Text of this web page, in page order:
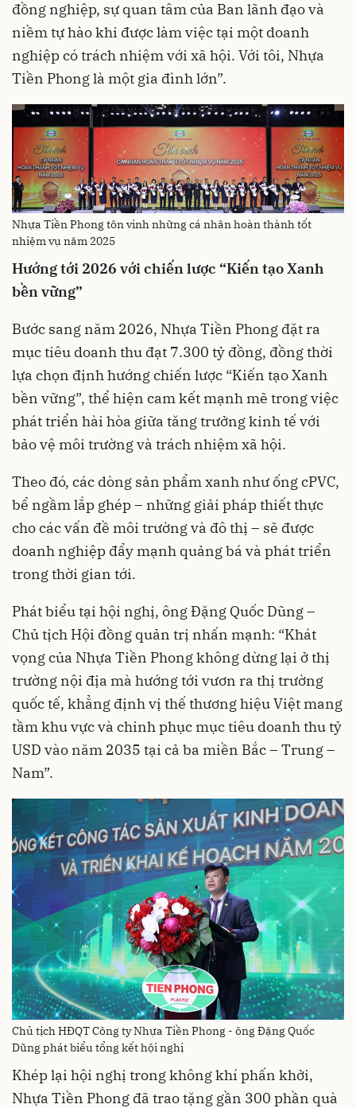
đồng nghiệp, sự quan tâm của Ban lãnh đạo và
niềm tự hào khi được làm việc tại một doanh
nghiệp có trách nhiệm với xã hội. Với tôi, Nhựa
Tiền Phong là một gia đình lớn”.
Nhựa Tiền Phong tôn vinh những cá nhân hoàn thành tốt
nhiệm vụ năm 2025
Hướng tới 2026 với chiến lược “Kiến tạo Xanh
bền vững”
Bước sang năm 2026, Nhựa Tiền Phong đặt ra
mục tiêu doanh thu đạt 7.300 tỷ đồng, đồng thời
lựa chọn định hướng chiến lược “Kiến tạo Xanh
bền vững”, thể hiện cam kết mạnh mẽ trong việc
phát triển hài hòa giữa tăng trưởng kinh tế với
bảo vệ môi trường và trách nhiệm xã hội.
Theo đó, các dòng sản phẩm xanh như ống cPVC,
bể ngầm lắp ghép – những giải pháp thiết thực
cho các vấn đề môi trường và đô thị – sẽ được
doanh nghiệp đẩy mạnh quảng bá và phát triển
trong thời gian tới.
Phát biểu tại hội nghị, ông Đặng Quốc Dũng –
Chủ tịch Hội đồng quản trị nhấn mạnh: “Khát
vọng của Nhựa Tiền Phong không dừng lại ở thị
trường nội địa mà hướng tới vươn ra thị trường
quốc tế, khẳng định vị thế thương hiệu Việt mang
tầm khu vực và chinh phục mục tiêu doanh thu tỷ
USD vào năm 2035 tại cả ba miền Bắc – Trung –
Nam”.
Chủ tịch HĐQT Công ty Nhựa Tiền Phong - ông Đặng Quốc
Dũng phát biểu tổng kết hội nghị
Khép lại hội nghị trong không khí phấn khởi,
Nhựa Tiền Phong đã trao tặng gần 300 phần quà